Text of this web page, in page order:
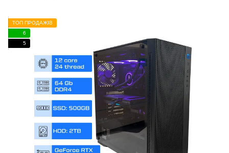
ТОП ПРОДАЖІВ
6
5